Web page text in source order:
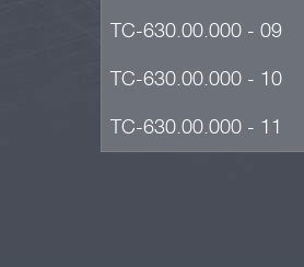
ТС-630.00.000 - 09
ТС-630.00.000 - 10
ТС-630.00.000 - 11